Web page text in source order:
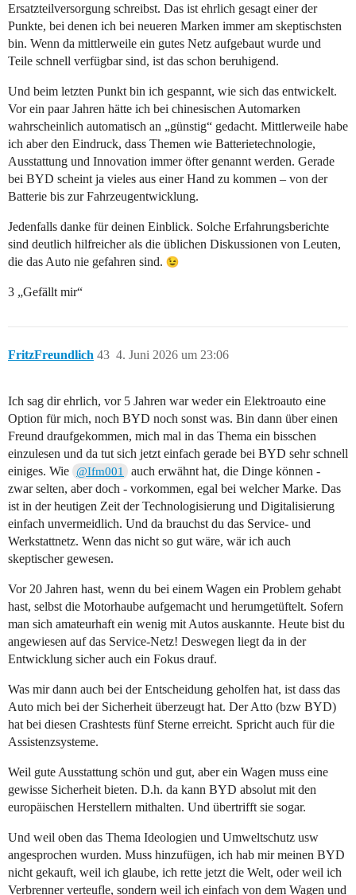
Ersatzteilversorgung schreibst. Das ist ehrlich gesagt einer der
Punkte, bei denen ich bei neueren Marken immer am skeptischsten
bin. Wenn da mittlerweile ein gutes Netz aufgebaut wurde und
Teile schnell verfügbar sind, ist das schon beruhigend.
Und beim letzten Punkt bin ich gespannt, wie sich das entwickelt.
Vor ein paar Jahren hätte ich bei chinesischen Automarken
wahrscheinlich automatisch an „günstig“ gedacht. Mittlerweile habe
ich aber den Eindruck, dass Themen wie Batterietechnologie,
Ausstattung und Innovation immer öfter genannt werden. Gerade
bei BYD scheint ja vieles aus einer Hand zu kommen – von der
Batterie bis zur Fahrzeugentwicklung.
Jedenfalls danke für deinen Einblick. Solche Erfahrungsberichte
sind deutlich hilfreicher als die üblichen Diskussionen von Leuten,
die das Auto nie gefahren sind.
3 „Gefällt mir“
FritzFreundlich 4. Juni 2026 um 23:06
43
Ich sag dir ehrlich, vor 5 Jahren war weder ein Elektroauto eine
Option für mich, noch BYD noch sonst was. Bin dann über einen
Freund draufgekommen, mich mal in das Thema ein bisschen
einzulesen und da tut sich jetzt einfach gerade bei BYD sehr schnell
einiges. Wie @Ifm001
auch erwähnt hat, die Dinge können -
zwar selten, aber doch - vorkommen, egal bei welcher Marke. Das
ist in der heutigen Zeit der Technologisierung und Digitalisierung
einfach unvermeidlich. Und da brauchst du das Service- und
Werkstattnetz. Wenn das nicht so gut wäre, wär ich auch
skeptischer gewesen.
Vor 20 Jahren hast, wenn du bei einem Wagen ein Problem gehabt
hast, selbst die Motorhaube aufgemacht und herumgetüftelt. Sofern
man sich amateurhaft ein wenig mit Autos auskannte. Heute bist du
angewiesen auf das Service-Netz! Deswegen liegt da in der
Entwicklung sicher auch ein Fokus drauf.
Was mir dann auch bei der Entscheidung geholfen hat, ist dass das
Auto mich bei der Sicherheit überzeugt hat. Der Atto (bzw BYD)
hat bei diesen Crashtests fünf Sterne erreicht. Spricht auch für die
Assistenzsysteme.
Weil gute Ausstattung schön und gut, aber ein Wagen muss eine
gewisse Sicherheit bieten. D.h. da kann BYD absolut mit den
europäischen Herstellern mithalten. Und übertrifft sie sogar.
Und weil oben das Thema Ideologien und Umweltschutz usw
angesprochen wurden. Muss hinzufügen, ich hab mir meinen BYD
nicht gekauft, weil ich glaube, ich rette jetzt die Welt, oder weil ich
Verbrenner verteufle, sondern weil ich einfach von dem Wagen und